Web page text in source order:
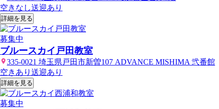
空きなし送迎あり
詳細を見る
募集中
ブルースカイ戸田教室
335-0021 埼玉県戸田市新曽107 ADVANCE MISHIMA 弐番館
空きあり 送迎あり
詳細を見る
募集中